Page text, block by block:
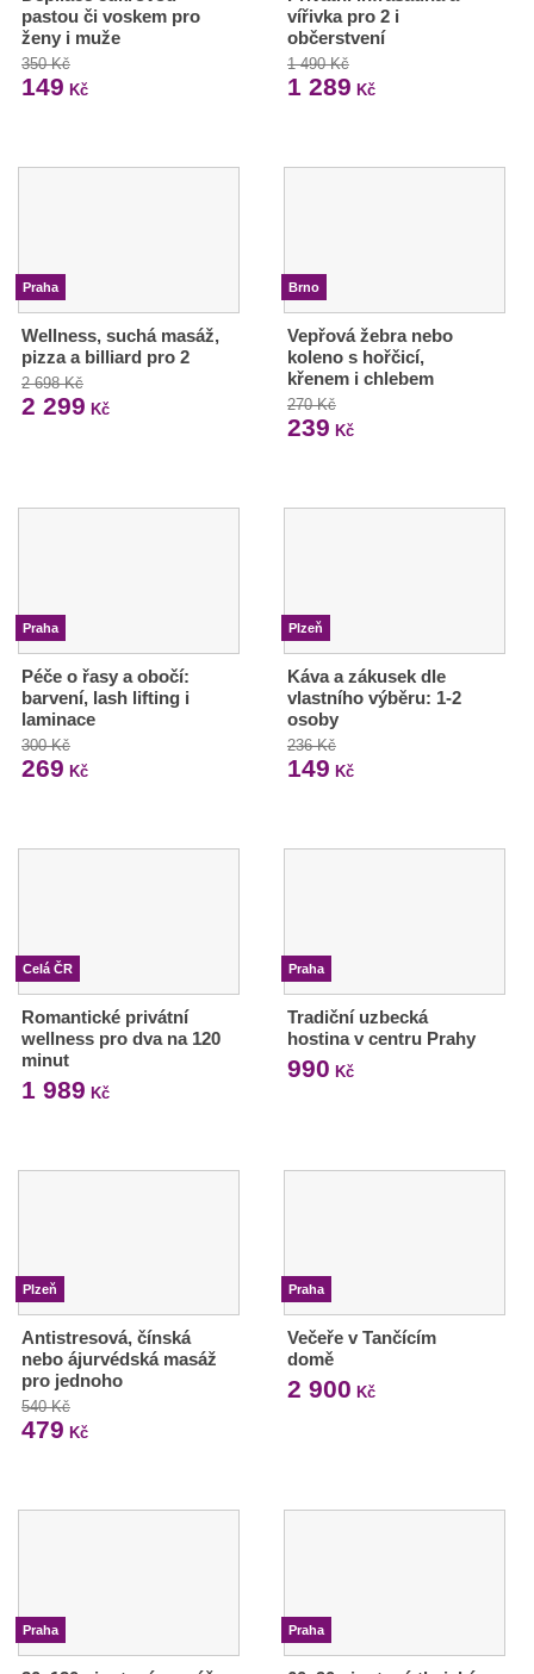
pastou či voskem pro
ženy i muže
350 Kč
149 Kč
vířivka pro 2 i
občerstvení
1 490 Kč
1 289 Kč
Praha
Wellness, suchá masáž,
pizza a billiard pro 2
2 698 Kč
2 299 Kč
Brno
Vepřová žebra nebo
koleno s hořčicí,
křenem i chlebem
270 Kč
239 Kč
Praha
Péče o řasy a obočí:
barvení, lash lifting i
laminace
300 Kč
269 Kč
Plzeň
Káva a zákusek dle
vlastního výběru: 1-2
osoby
236 Kč
149 Kč
Celá ČR
Romantické privátní
wellness pro dva na 120
minut
1 989 Kč
Praha
Tradiční uzbecká
hostina v centru Prahy
990 Kč
Plzeň
Antistresová, čínská
nebo ájurvédská masáž
pro jednoho
540 Kč
479 Kč
Praha
Večeře v Tančícím
domě
2 900 Kč
Praha Praha